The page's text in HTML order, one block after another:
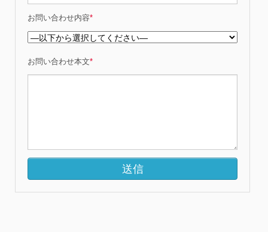
お問い合わせ内容*
お問い合わせ本文*